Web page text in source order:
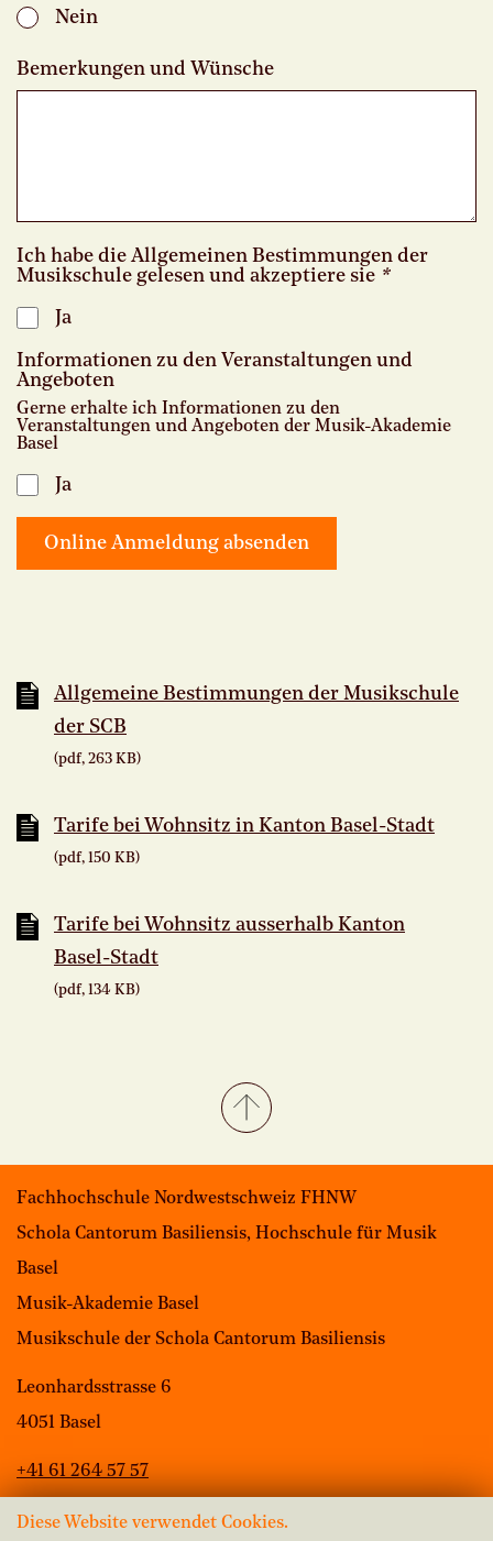
Nein
Bemerkungen und Wünsche
Ich habe die Allgemeinen Bestimmungen der
Musikschule gelesen und akzeptiere sie *
Ja
Informationen zu den Veranstaltungen und
Angeboten
Gerne erhalte ich Informationen zu den
Veranstaltungen und Angeboten der Musik-Akademie
Basel
Ja
Allgemeine Bestimmungen der Musikschule
der SCB
(pdf, 263 KB)
Tarife bei Wohnsitz in Kanton Basel-Stadt
(pdf, 150 KB)
Tarife bei Wohnsitz ausserhalb Kanton
Basel-Stadt
(pdf, 134 KB)
Fachhochschule Nordwestschweiz FHNW
Schola Cantorum Basiliensis, Hochschule für Musik
Basel
Musik-Akademie Basel
Musikschule der Schola Cantorum Basiliensis
Leonhardsstrasse 6
4051 Basel
+41 61 264 57 57
Diese Website verwendet Cookies.